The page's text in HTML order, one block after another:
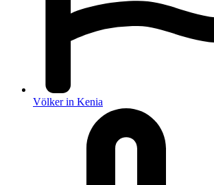
Völker in Kenia